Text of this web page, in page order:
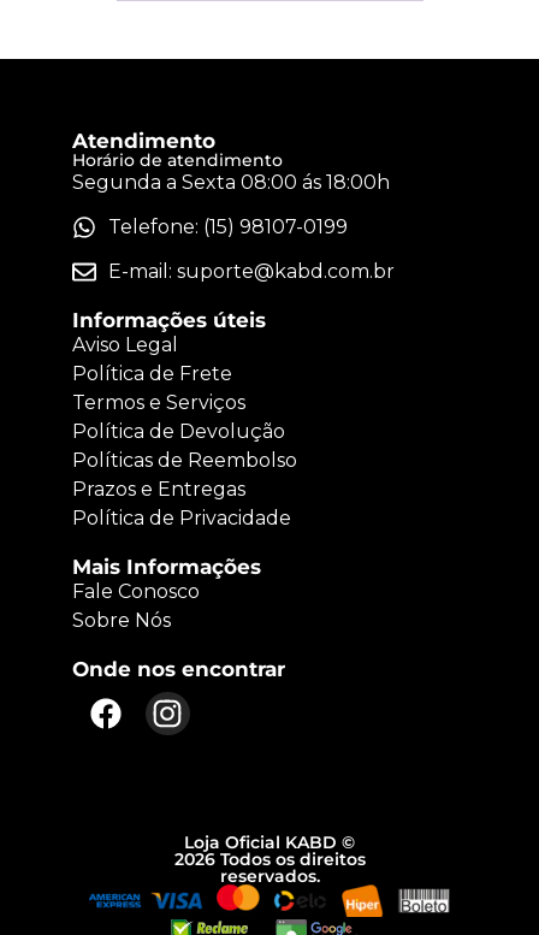
Atendimento
Horário de atendimento
Segunda a Sexta 08:00 ás 18:00h
Telefone: (15) 98107-0199
E-mail: suporte@kabd.com.br
Informações úteis
Aviso Legal
Política de Frete
Termos e Serviços
Política de Devolução
Políticas de Reembolso
Prazos e Entregas
Política de Privacidade
Mais Informações
Fale Conosco
Sobre Nós
Onde nos encontrar
Loja Oficial KABD ©
2026 Todos os direitos
reservados.